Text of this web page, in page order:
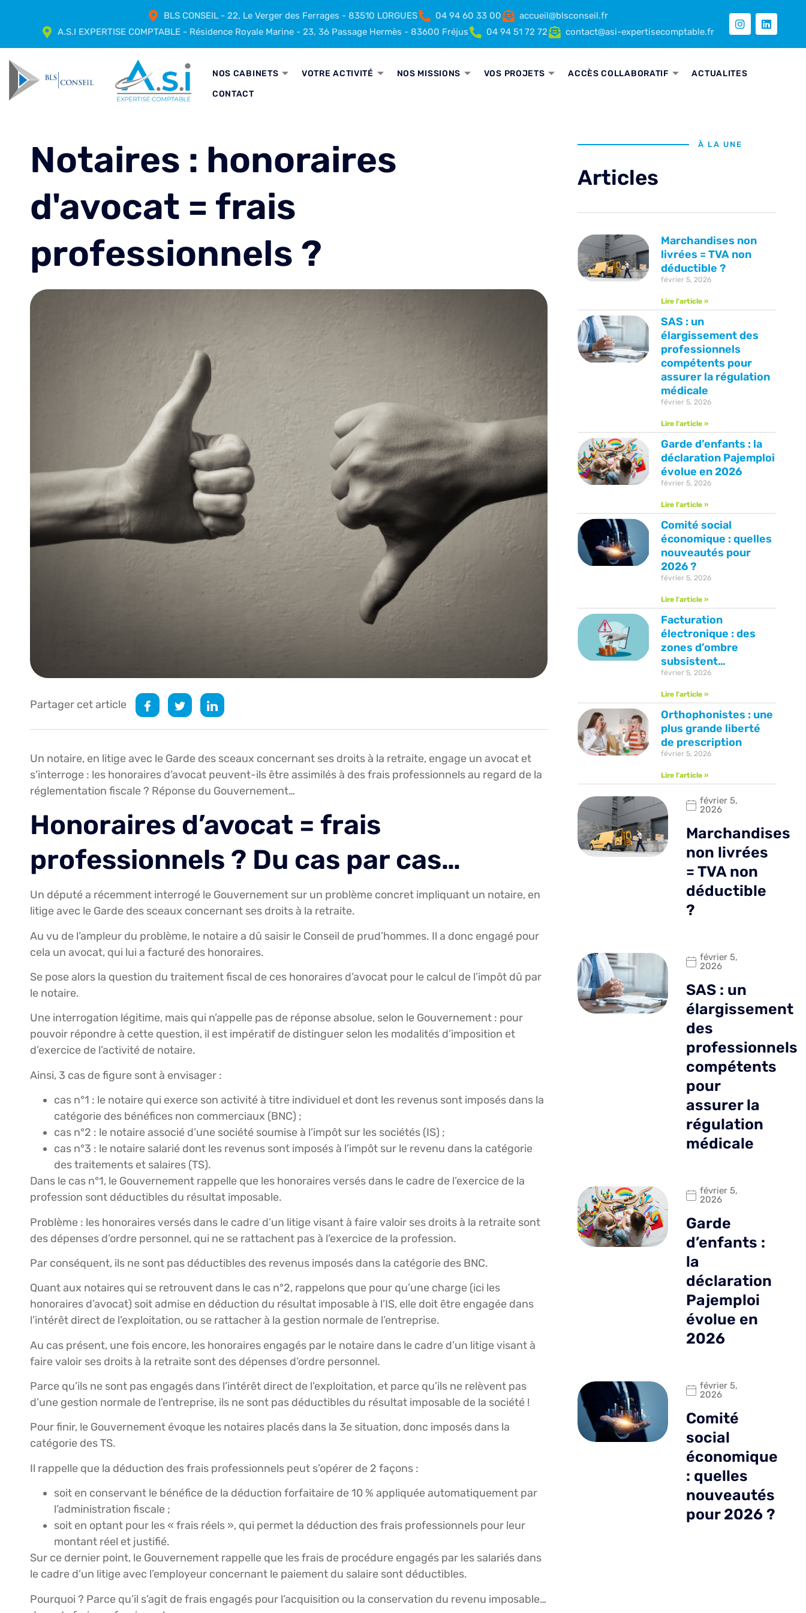
BLS CONSEIL - 22, Le Verger des Ferrages - 83510 LORGUES 04 94 60 33 00
accueil@blsconseil.fr
A.S.I EXPERTISE COMPTABLE - Résidence Royale Marine - 23, 36 Passage Hermès - 83600 Fréjus
04 94 51 72 72 contact@asi-expertisecomptable.fr
NOS CABINETS VOTRE ACTIVITÉ NOS MISSIONS VOS PROJETS ACCÈS COLLABORATIF
ACTUALITES
CONTACT
Notaires : honoraires
d'avocat = frais
professionnels ?
Partager cet article
Un notaire, en litige avec le Garde des sceaux concernant ses droits à la retraite, engage un avocat et
s’interroge : les honoraires d’avocat peuvent-ils être assimilés à des frais professionnels au regard de la
réglementation fiscale ? Réponse du Gouvernement…
Honoraires d’avocat = frais
professionnels ? Du cas par cas…
Un député a récemment interrogé le Gouvernement sur un problème concret impliquant un notaire, en
litige avec le Garde des sceaux concernant ses droits à la retraite.
Au vu de l’ampleur du problème, le notaire a dû saisir le Conseil de prud’hommes. Il a donc engagé pour
cela un avocat, qui lui a facturé des honoraires.
Se pose alors la question du traitement fiscal de ces honoraires d’avocat pour le calcul de l’impôt dû par
le notaire.
Une interrogation légitime, mais qui n’appelle pas de réponse absolue, selon le Gouvernement : pour
pouvoir répondre à cette question, il est impératif de distinguer selon les modalités d’imposition et
d’exercice de l’activité de notaire.
Ainsi, 3 cas de figure sont à envisager :
cas n°1 : le notaire qui exerce son activité à titre individuel et dont les revenus sont imposés dans la
catégorie des bénéfices non commerciaux (BNC) ;
cas n°2 : le notaire associé d’une société soumise à l’impôt sur les sociétés (IS) ;
cas n°3 : le notaire salarié dont les revenus sont imposés à l’impôt sur le revenu dans la catégorie
des traitements et salaires (TS).
Dans le cas n°1, le Gouvernement rappelle que les honoraires versés dans le cadre de l’exercice de la
profession sont déductibles du résultat imposable.
Problème : les honoraires versés dans le cadre d’un litige visant à faire valoir ses droits à la retraite sont
des dépenses d’ordre personnel, qui ne se rattachent pas à l’exercice de la profession.
Par conséquent, ils ne sont pas déductibles des revenus imposés dans la catégorie des BNC.
Quant aux notaires qui se retrouvent dans le cas n°2, rappelons que pour qu’une charge (ici les
honoraires d’avocat) soit admise en déduction du résultat imposable à l’IS, elle doit être engagée dans
l’intérêt direct de l’exploitation, ou se rattacher à la gestion normale de l’entreprise.
Au cas présent, une fois encore, les honoraires engagés par le notaire dans le cadre d’un litige visant à
faire valoir ses droits à la retraite sont des dépenses d’ordre personnel.
Parce qu’ils ne sont pas engagés dans l’intérêt direct de l’exploitation, et parce qu’ils ne relèvent pas
d’une gestion normale de l’entreprise, ils ne sont pas déductibles du résultat imposable de la société !
Pour finir, le Gouvernement évoque les notaires placés dans la 3e situation, donc imposés dans la
catégorie des TS.
Il rappelle que la déduction des frais professionnels peut s’opérer de 2 façons :
soit en conservant le bénéfice de la déduction forfaitaire de 10 % appliquée automatiquement par
l’administration fiscale ;
soit en optant pour les « frais réels », qui permet la déduction des frais professionnels pour leur
montant réel et justifié.
Sur ce dernier point, le Gouvernement rappelle que les frais de procédure engagés par les salariés dans
le cadre d’un litige avec l’employeur concernant le paiement du salaire sont déductibles.
Pourquoi ? Parce qu’il s’agit de frais engagés pour l’acquisition ou la conservation du revenu imposable…
À LA UNE
Articles
Marchandises non
livrées = TVA non
déductible ?
février 5, 2026
Lire l'article »
SAS : un
élargissement des
professionnels
compétents pour
assurer la régulation
médicale
février 5, 2026
Lire l'article »
Garde d’enfants : la
déclaration Pajemploi
évolue en 2026
février 5, 2026
Lire l'article »
Comité social
économique : quelles
nouveautés pour
2026 ?
février 5, 2026
Lire l'article »
Facturation
électronique : des
zones d’ombre
subsistent…
février 5, 2026
Lire l'article »
Orthophonistes : une
plus grande liberté
de prescription
février 5, 2026
Lire l'article »
février 5,
2026
Marchandises
non livrées
= TVA non
déductible
?
février 5,
2026
SAS : un
élargissement
des
professionnels
compétents
pour
assurer la
régulation
médicale
février 5,
2026
Garde
d’enfants :
la
déclaration
Pajemploi
évolue en
2026
février 5,
2026
Comité
social
économique
: quelles
nouveautés
pour 2026 ?